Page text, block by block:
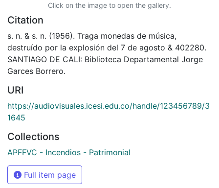
Click on the image to open the gallery.
Citation
s. n. & s. n. (1956). Traga monedas de música,
destruído por la explosión del 7 de agosto & 402280.
SANTIAGO DE CALI: Biblioteca Departamental Jorge
Garces Borrero.
URI
https://audiovisuales.icesi.edu.co/handle/123456789/3
1645
Collections
APFFVC - Incendios - Patrimonial
Full item page